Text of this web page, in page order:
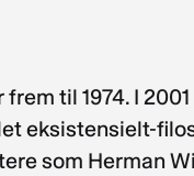
til 1974. I
eksistensielt-
som Herman